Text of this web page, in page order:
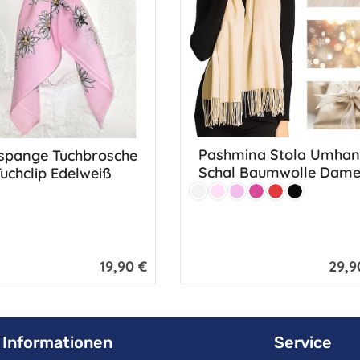
Wert ein oder benutze die
Tuchbrosche
Edelweiß
Regulärer Preis:
19,90 €
Pashmina Stola
Schal Baumwolle
Farbe:
WeißHellrosa
RosaPinkRot Schwarz
Informationen Service